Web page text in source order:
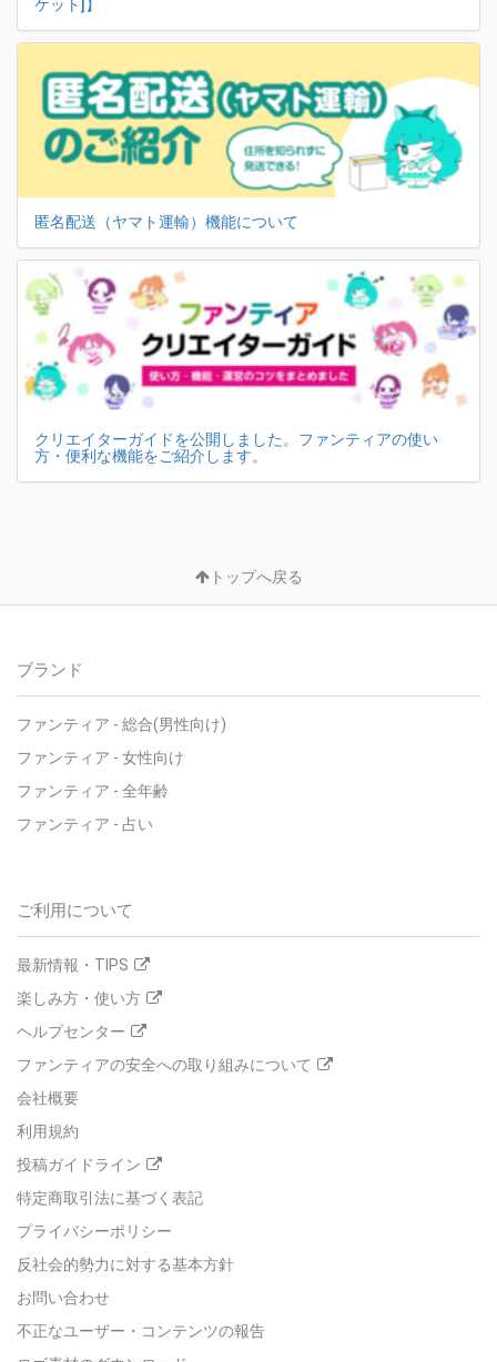
ケット]】
匿名配送（ヤマト運輸）機能について
クリエイターガイドを公開しました。ファンティアの使い
方・便利な機能をご紹介します。
トップへ戻る
ブランド
ファンティア - 総合(男性向け)
ファンティア - 女性向け
ファンティア - 全年齢
ファンティア - 占い
ご利用について
最新情報・TIPS
楽しみ方・使い方
ヘルプセンター
ファンティアの安全への取り組みについて
会社概要
利用規約
投稿ガイドライン
特定商取引法に基づく表記
プライバシーポリシー
反社会的勢力に対する基本方針
お問い合わせ
不正なユーザー・コンテンツの報告